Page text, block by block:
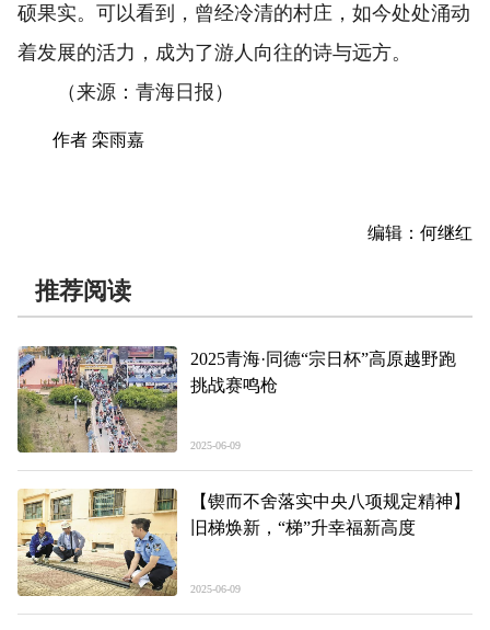
硕果实。可以看到，曾经冷清的村庄，如今处处涌动
着发展的活力，成为了游人向往的诗与远方。
（来源：青海日报）
作者 栾雨嘉
编辑：何继红
推荐阅读
2025青海·同德“宗日杯”高原越野跑
挑战赛鸣枪
2025-06-09
【锲而不舍落实中央八项规定精神】
旧梯焕新，“梯”升幸福新高度
2025-06-09